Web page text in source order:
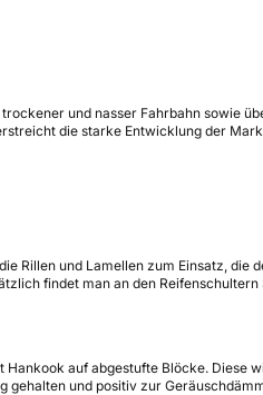
und nasser Fahrbahn sowie
die starke Entwicklung der
Rillen und Lamellen zum Einsatz, die
findet man an den
auf abgestufte Blöcke. Diese
und positiv zur